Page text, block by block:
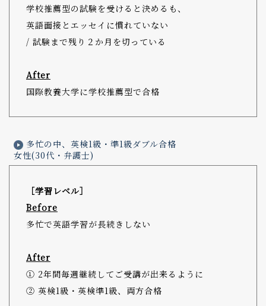
学校推薦型の試験を受けると決めるも、
英語面接とエッセイに慣れていない
/ 試験まで残り２か月を切っている
After
国際教養大学に学校推薦型で合格
多忙の中、英検1級・準1級ダブル合格
女性(30代・弁護士)
［学習レベル］
Before
多忙で英語学習が長続きしない
After
① 2年間毎週継続してご受講が出来るように
② 英検1級・英検準1級、両方合格